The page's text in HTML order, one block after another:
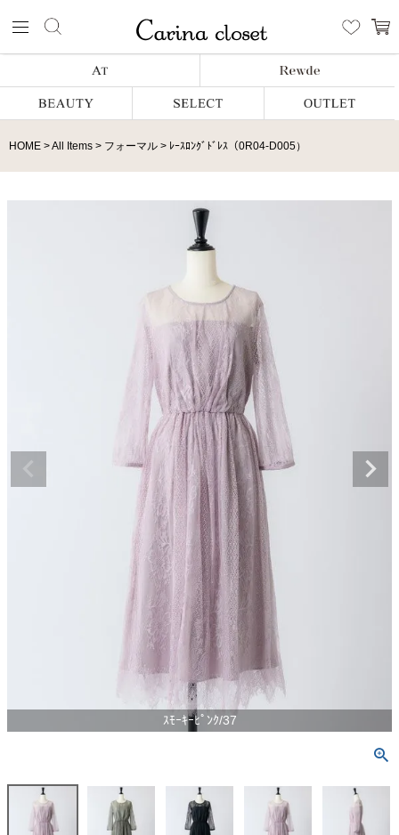
HOME All Items フォーマル ﾚｰｽﾛﾝｸﾞﾄﾞﾚｽ（0R04-D005）
ｽﾓｰｷｰﾋﾟﾝｸ/37